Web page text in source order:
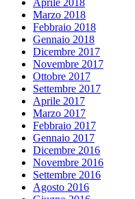
Aprile 2018
Marzo 2018
Febbraio 2018
Gennaio 2018
Dicembre 2017
Novembre 2017
Ottobre 2017
Settembre 2017
Aprile 2017
Marzo 2017
Febbraio 2017
Gennaio 2017
Dicembre 2016
Novembre 2016
Settembre 2016
Agosto 2016